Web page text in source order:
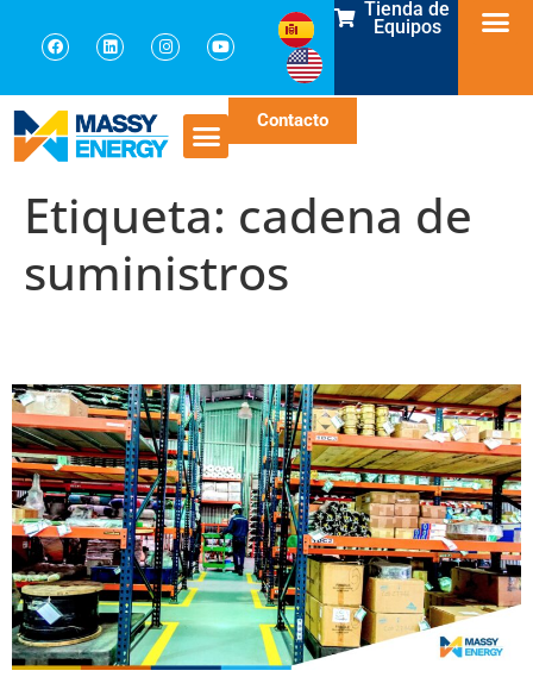
Tienda de
Equipos
Contacto
Etiqueta: cadena de
suministros